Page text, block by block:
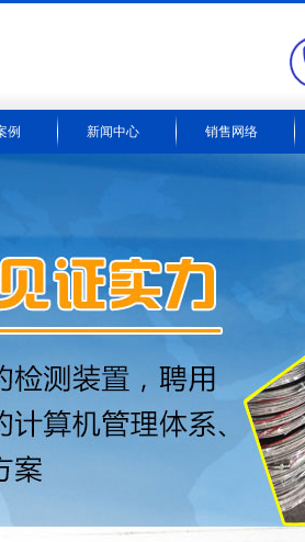
例 新闻中心 销售网络